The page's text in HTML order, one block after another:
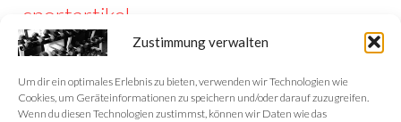
Zustimmung verwalten
Um dir ein optimales Erlebnis zu bieten, verwenden wir Technologien wie
Cookies, um Geräteinformationen zu speichern und/oder darauf zuzugreifen.
Wenn du diesen Technologien zustimmst, können wir Daten wie das
sportartikel
Trainingssteuerung
Trainingstipps Trekking Trekking Vorbereitung